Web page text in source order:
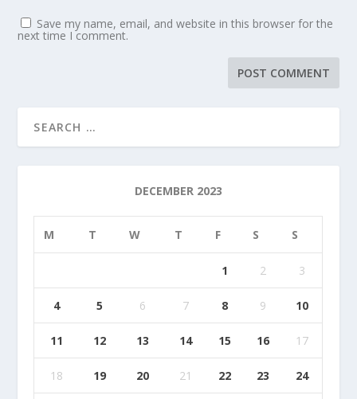
Save my name, email, and website in this browser for the
next time I comment.
DECEMBER 2023
M T W T F S S
1 2 3
4 5 6 7 8 9 10
11 12 13 14 15 16 17
18 19 20 21 22 23 24